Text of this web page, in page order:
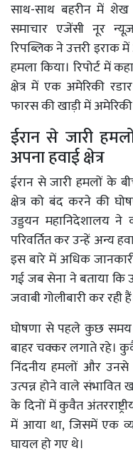
साथ-साथ बहरीन में शेख
समाचार एजेंसी नूर
रिपब्लिक ने उत्तरी इराक
हमला किया। रिपोर्ट में
क्षेत्र में एक अमेरिकी
फारस की खाड़ी में
ईरान से जारी
अपना हवाई क्षेत्र
ईरान से जारी हमलों के
क्षेत्र को बंद करने की
उड्डयन महानिदेशालय ने
परिवर्तित कर उन्हें अन्य
इस बारे में अधिक
गई जब सेना ने बताया कि
जवाबी गोलीबारी कर रही
घोषणा से पहले कुछ समय
बाहर चक्कर लगाते रहे।
निंदनीय हमलों और उनसे
उत्पन्न होने वाले
के दिनों में कुवैत
में आया था, जिसमें एक
घायल हो गए थे।